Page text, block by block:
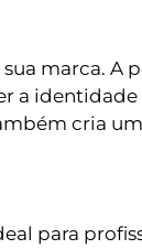
marca. A
a
cria
para